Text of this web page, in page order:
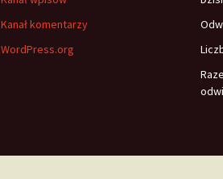
Kanał komentarzy
WordPress.org